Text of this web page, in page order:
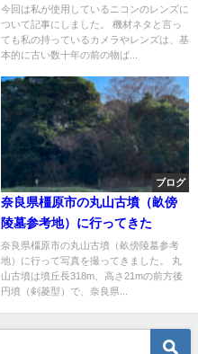
今回は私が使用しているニコンのレンズに
ついて記事にしました。 機材ネタと言っ
ても私の持っているカメラやレンズは、基
本的に古い数十年の前の物ば...
ブログ
奈良県橿原市の丸山古墳（畝傍
陵墓参考地）に行ってきた
奈良県橿原市の丸山古墳（畝傍陵墓参考
地）に行って写真を撮ってきました。 丸
山古墳は墳丘長318m、高さ21mの前方後
円墳（剣菱型）で、奈良県...